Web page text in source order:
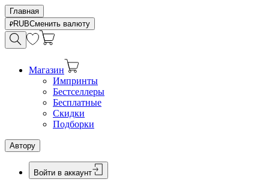
Главная
RUBСменить валюту
Магазин
Импринты
Бестселлеры
Бесплатные
Скидки
Подборки
Автору
Войти в аккаунт